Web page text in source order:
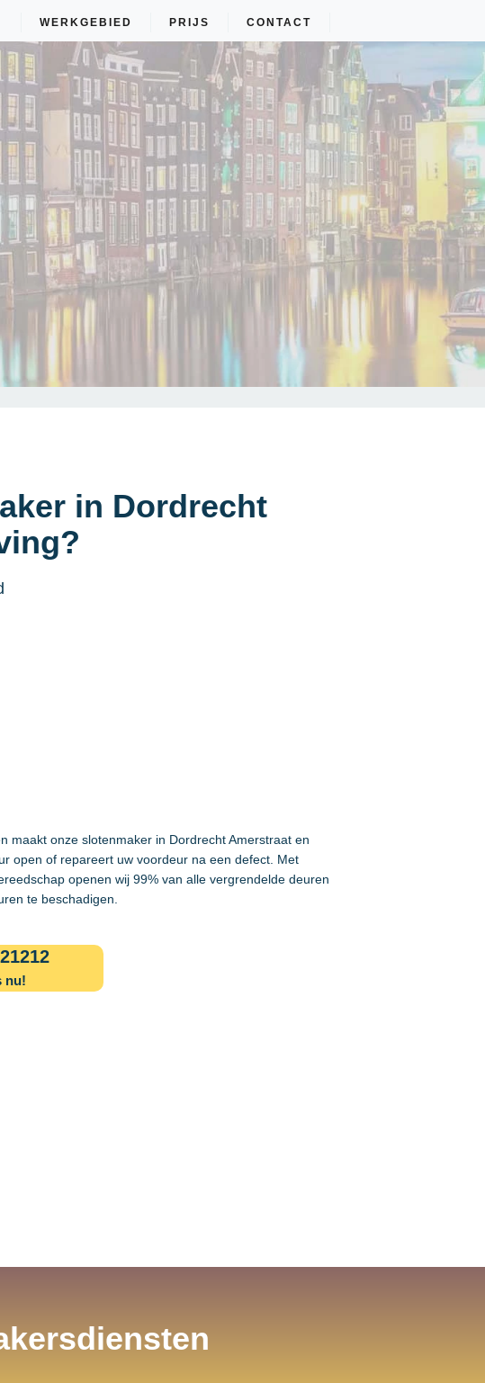
WERKGEBIED PRIJS CONTACT
in Dordrecht
maakt onze slotenmaker in Dordrecht Amerstraat en
open of repareert uw voordeur na een defect. Met
openen wij 99% van alle vergrendelde deuren
te beschadigen.
nu!